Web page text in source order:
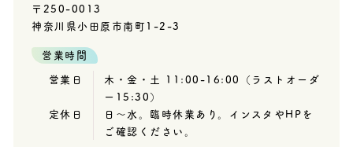
〒250-0013
神奈川県小田原市南町1-2-3
営業時間
営業日
木・金・土 11:00-16:00（ラストオーダ
ー15:30）
定休日
日〜水。臨時休業あり。インスタやHPを
ご確認ください。